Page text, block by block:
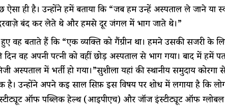
ही है। उन्होंने हमें बताया कि “जब हम उन्हें अस्पताल ले जाने या
बंद कर लेते थे और हमसे दूर जंगल में भाग जाते थे।”
वह बताते हैं कि “एक व्यक्ति को गैंग्रीन था। हमने उसकी सर्जरी के
दिन वह अपनी पत्नी को वहीं छोड़ अस्पताल से भाग गया। बाद में हमें
अस्पताल में भर्ती हो गया।”सुशीला यहां की स्थानीय समुदाय
उन्होंने अपने कई साल सिर्फ़ इस विषय पर शोध में लगाया है कि
ऑफ पब्लिक हेल्थ (आईपीएच) और जॉर्ज इंस्टीट्यूट ऑफ